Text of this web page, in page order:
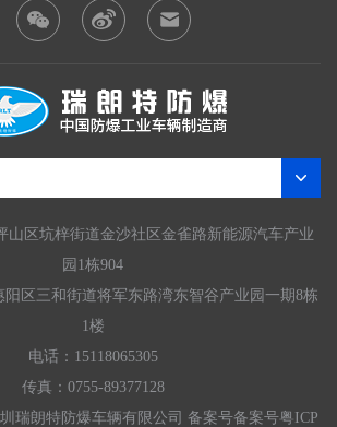
山区坑梓街道金沙社区金雀路新能源汽车产业
园1栋904
阳区三和街道将军东路湾东智谷产业园一期8栋
1楼
电话：15118065305
传真：0755-89377128
瑞朗特防爆车辆有限公司 备案号备案号粤ICP